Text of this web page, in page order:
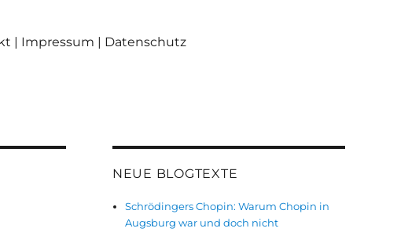
| Impressum | Datenschutz
NEUE BLOGTEXTE
Schrödingers Chopin: Warum Chopin in
Augsburg war und doch nicht